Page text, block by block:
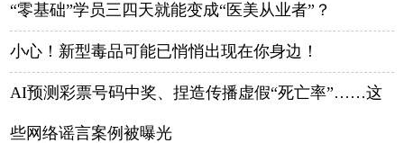
“零基础”学员三四天就能变成“医美从业者”？
小心！新型毒品可能已悄悄出现在你身边！
AI预测彩票号码中奖、捏造传播虚假“死亡率”……这
些网络谣言案例被曝光